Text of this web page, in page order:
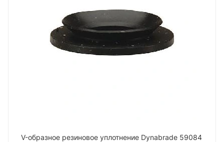
V-образное резиновое уплотнение Dynabrade 59084